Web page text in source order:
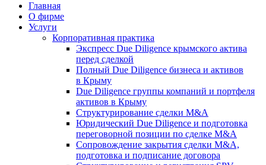
Главная
О фирме
Услуги
Корпоративная практика
Экспресс Due Diligence крымского актива
перед сделкой
Полный Due Diligence бизнеса и активов
в Крыму
Due Diligence группы компаний и портфеля
активов в Крыму
Структурирование сделки M&A
Юридический Due Diligence и подготовка
переговорной позиции по сделке M&A
Сопровождение закрытия сделки M&A,
подготовка и подписание договора